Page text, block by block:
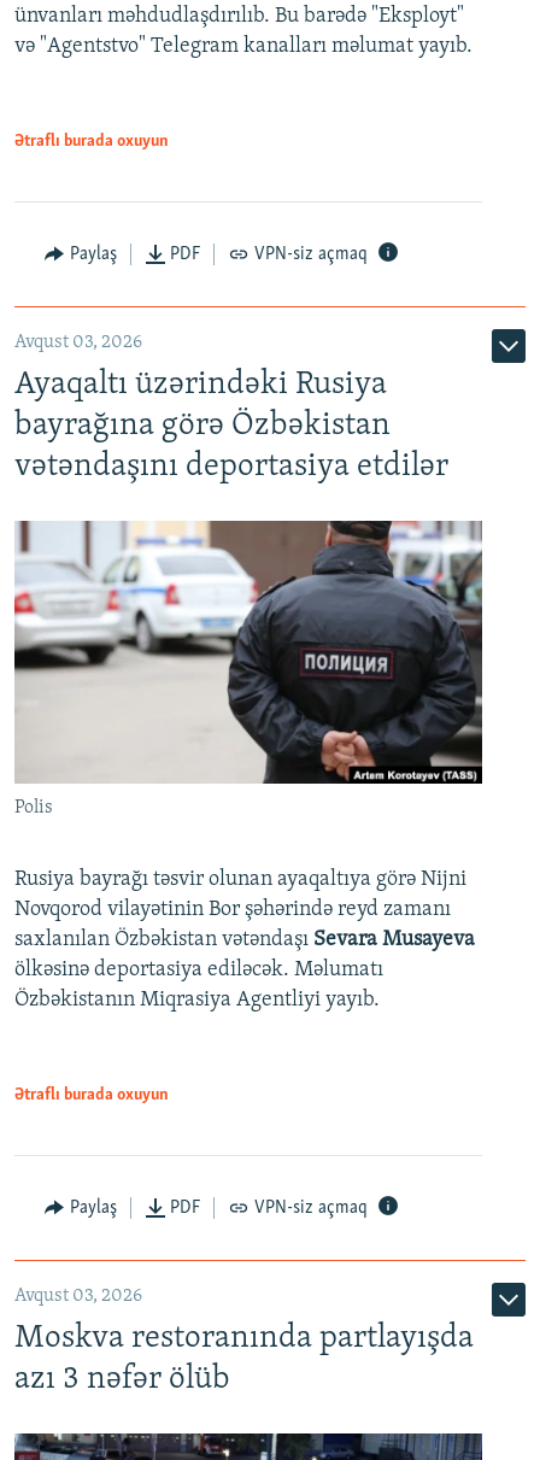
ünvanları məhdudlaşdırılıb. Bu barədə "Eksployt"
və "Agentstvo" Telegram kanalları məlumat yayıb.
Ətraflı burada oxuyun
Paylaş PDF VPN-siz açmaq
Avqust 03, 2026
Ayaqaltı üzərindəki Rusiya
bayrağına görə Özbəkistan
vətəndaşını deportasiya etdilər
Polis
Rusiya bayrağı təsvir olunan ayaqaltıya görə Nijni
Novqorod vilayətinin Bor şəhərində reyd zamanı
saxlanılan Özbəkistan vətəndaşı Sevara Musayeva
ölkəsinə deportasiya ediləcək. Məlumatı
Özbəkistanın Miqrasiya Agentliyi yayıb.
Ətraflı burada oxuyun
Paylaş PDF VPN-siz açmaq
Avqust 03, 2026
Moskva restoranında partlayışda
azı 3 nəfər ölüb